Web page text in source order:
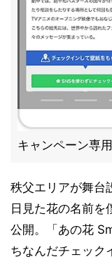
キャンペーン専
秩父エリアが舞台
日見た花の名前を
公開。「あの花
ちなんだチェック